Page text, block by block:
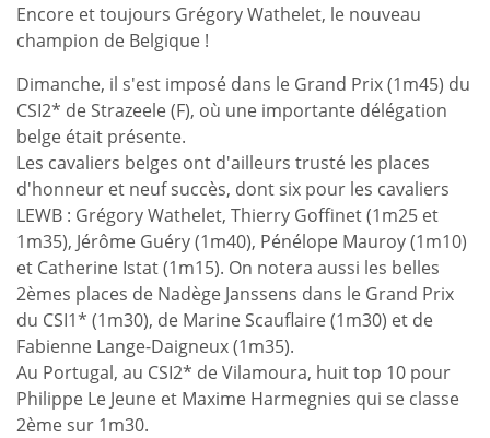
Encore et toujours Grégory Wathelet, le nouveau
champion de Belgique !
Dimanche, il s'est imposé dans le Grand Prix (1m45) du
CSI2* de Strazeele (F), où une importante délégation
belge était présente.
Les cavaliers belges ont d'ailleurs trusté les places
d'honneur et neuf succès, dont six pour les cavaliers
LEWB : Grégory Wathelet, Thierry Goffinet (1m25 et
1m35), Jérôme Guéry (1m40), Pénélope Mauroy (1m10)
et Catherine Istat (1m15). On notera aussi les belles
2èmes places de Nadège Janssens dans le Grand Prix
du CSI1* (1m30), de Marine Scauflaire (1m30) et de
Fabienne Lange-Daigneux (1m35).
Au Portugal, au CSI2* de Vilamoura, huit top 10 pour
Philippe Le Jeune et Maxime Harmegnies qui se classe
2ème sur 1m30.